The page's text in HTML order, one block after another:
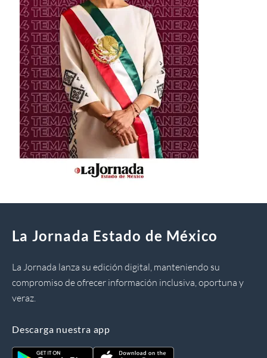
La Jornada Estado de México
La Jornada lanza su edición digital, manteniendo su
compromiso de ofrecer información inclusiva, oportuna y
veraz.
Descarga nuestra app